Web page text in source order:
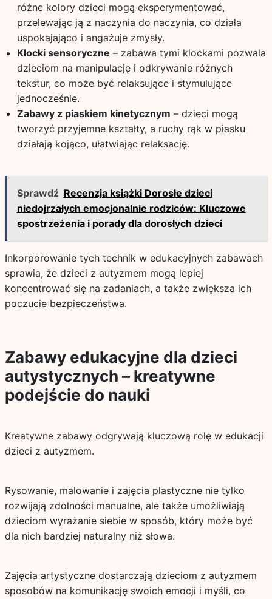
różne kolory dzieci mogą eksperymentować,
przelewając ją z naczynia do naczynia, co działa
uspokajająco i angażuje zmysły.
Klocki sensoryczne – zabawa tymi klockami pozwala
dzieciom na manipulację i odkrywanie różnych
tekstur, co może być relaksujące i stymulujące
jednocześnie.
Zabawy z piaskiem kinetycznym – dzieci mogą
tworzyć przyjemne kształty, a ruchy rąk w piasku
działają kojąco, ułatwiając relaksację.
Sprawdź Recenzja książki Dorosłe dzieci
niedojrzałych emocjonalnie rodziców: Kluczowe
spostrzeżenia i porady dla dorosłych dzieci
Inkorporowanie tych technik w edukacyjnych zabawach
sprawia, że dzieci z autyzmem mogą lepiej
koncentrować się na zadaniach, a także zwiększa ich
poczucie bezpieczeństwa.
Zabawy edukacyjne dla dzieci
autystycznych – kreatywne
podejście do nauki
Kreatywne zabawy odgrywają kluczową rolę w edukacji
dzieci z autyzmem.
Rysowanie, malowanie i zajęcia plastyczne nie tylko
rozwijają zdolności manualne, ale także umożliwiają
dzieciom wyrażanie siebie w sposób, który może być
dla nich bardziej naturalny niż słowa.
Zajęcia artystyczne dostarczają dzieciom z autyzmem
sposobów na komunikację swoich emocji i myśli, co